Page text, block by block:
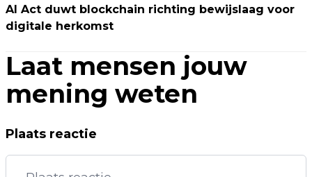
AI Act duwt blockchain richting bewijslaag voor
digitale herkomst
Laat mensen jouw
mening weten
Plaats reactie